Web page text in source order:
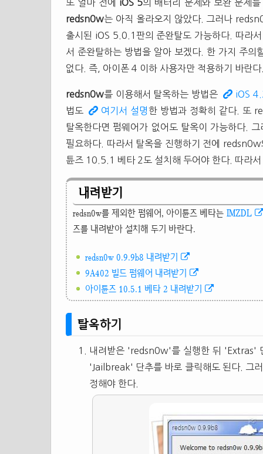
또 얼마 전에 iOS 5의 배터리 문제와 보완 문제
redsn0w는 아직 올라오지 않았다. 그러나
출시된 iOS 5.0.1판의 준완탈도 가능하다. 따라
서 준완탈하는 방법을 알아 보겠다. 한 가지 주
없다. 즉, 아이폰 4 이하 사용자만 적용하기 바란
redsn0w를 이용해서 탈옥하는 방법은
iOS
법도
여기서 설명 한 방법과 정확히 같다. 또
탈옥한다면 펌웨어가 없어도 탈옥이 가능하다.
필요하다. 따라서 탈옥을 진행하기 전에
튠즈 10.5.1 베타 2도 설치해 두어야 한다. 따라
내려받기
redsn0w를 제외한 펌웨어, 아이튠즈 베타는 IMZDL
즈를 내려받아 설치해 두기 바란다.
redsn0w 0.9.9b8 내려받기
9A402 빌드 펌웨어 내려받기
아이튠즈 10.5.1 베타 2 내려받기
탈옥하기
내려받은 'redsn0w'를 실행한 뒤 'Extras'
'Jailbreak' 단추를 바로 클릭해도 된다. 그
정해야 한다.